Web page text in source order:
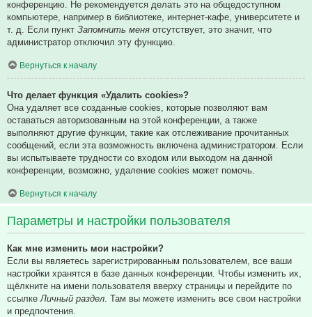
конференцию. Не рекомендуется делать это на общедоступном
компьютере, например в библиотеке, интернет-кафе, университете и
т. д. Если пункт Запомнить меня отсутствует, это значит, что
администратор отключил эту функцию.
Вернуться к началу
Что делает функция «Удалить cookies»?
Она удаляет все созданные cookies, которые позволяют вам
оставаться авторизованным на этой конференции, а также
выполняют другие функции, такие как отслеживание прочитанных
сообщений, если эта возможность включена администратором. Если
вы испытываете трудности со входом или выходом на данной
конференции, возможно, удаление cookies может помочь.
Вернуться к началу
Параметры и настройки пользователя
Как мне изменить мои настройки?
Если вы являетесь зарегистрированным пользователем, все ваши
настройки хранятся в базе данных конференции. Чтобы изменить их,
щёлкните на имени пользователя вверху страницы и перейдите по
ссылке Личный раздел . Там вы можете изменить все свои настройки
и предпочтения.